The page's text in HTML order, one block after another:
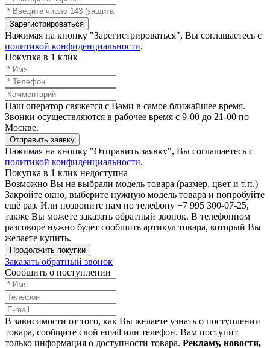
Зарегистрироваться
Нажимая на кнопку "Зарегистрироваться", Вы соглашаетесь с
политикой конфиденциальности.
Покупка в 1 клик
Наш оператор свяжется с Вами в самое ближайшее время.
Звонки осуществляются в рабочее время с 9-00 до 21-00 по
Москве.
Отправить заявку
Нажимая на кнопку "Отправить заявку", Вы соглашаетесь с
политикой конфиденциальности.
Покупка в 1 клик недоступна
Возможно Вы не выбрали модель товара (размер, цвет и т.п.)
Закройте окно, выберите нужную модель товара и попробуйте
ещё раз. Или позвоните нам по телефону +7 995 300-07-25,
также Вы можете заказать обратный звонок. В телефонном
разговоре нужно будет сообщить артикул товара, который Вы
желаете купить.
Продолжить покупки
Заказать обратный звонок
Сообщить о поступлении
В зависимости от того, как Вы желаете узнать о поступлении
товара, сообщите свой email или телефон. Вам поступит
только информация о доступности товара. Рекламу, новости,